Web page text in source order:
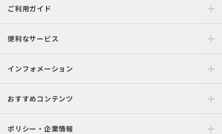
ご利用ガイド
便利なサービス
インフォメーション
おすすめコンテンツ
ポリシー・企業情報